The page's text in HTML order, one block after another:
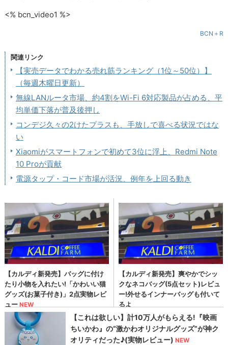
<% bcn_video1 %>
BCN＋R
関連リンク
【実売データでわかる売れ筋ランキング（1位～50位）】
（毎週木曜日更新）
無線LANルータ市場、約4割をWi-Fi 6対応製品が占める、平
均単価下落が普及後押し
コンデジ久々の2けたプラスも、手放しで喜べる状況ではな
い
Xiaomiがスマートフォンで初めて3位に浮上、Redmi Note
10 Proが貢献
電源タップ・コード市場が活況、例年を上回る動き